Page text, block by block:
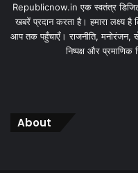
Republicnow.in एक स्वतंत्र
खबरें प्रदान करता है। हमारा लक्ष्य
आप तक पहुँचाएँ। राजनीति, मनोरंजन,
निष्पक्ष और प्रमाणिक
About